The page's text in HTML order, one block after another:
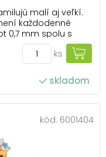
malí aj veľkí.
každodenné
0,7 mm spolu s
plynulý a čistý
upravené a
úchop ...
ks
skladom
kód: 6001404